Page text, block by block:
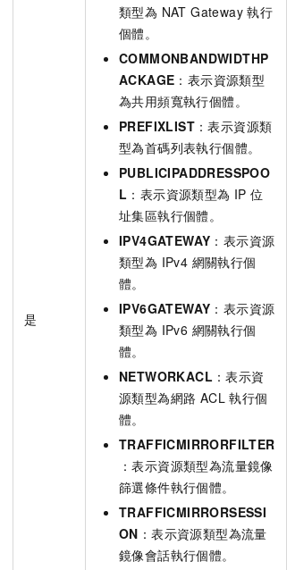
是
類型為 NAT Gateway 執行
個體。
COMMONBANDWIDTHP
ACKAGE ：表示資源類型
為共用頻寬執行個體。
PREFIXLIST ：表示資源類
型為首碼列表執行個體。
PUBLICIPADDRESSPOO
L ：表示資源類型為 IP 位
址集區執行個體。
IPV4GATEWAY ：表示資源
類型為 IPv4 網關執行個
體。
IPV6GATEWAY ：表示資源
類型為 IPv6 網關執行個
體。
NETWORKACL ：表示資
源類型為網路 ACL 執行個
體。
TRAFFICMIRRORFILTER
：表示資源類型為流量鏡像
篩選條件執行個體。
TRAFFICMIRRORSESSI
ON ：表示資源類型為流量
鏡像會話執行個體。